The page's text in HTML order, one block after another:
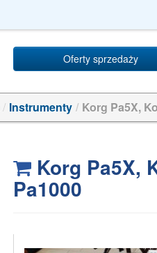
Oferty sprzedaży
/ Instrumenty / Korg Pa5X,
Korg Pa5X,
Pa1000